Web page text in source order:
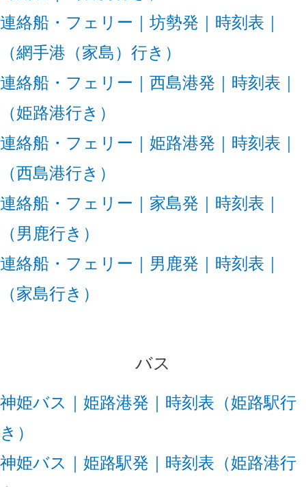
連絡船・フェリー｜坊勢発｜時刻表｜
（網手港（家島）行き）
連絡船・フェリー｜西島港発｜時刻表｜
（姫路港行き）
連絡船・フェリー｜姫路港発｜時刻表｜
（西島港行き）
連絡船・フェリー｜家島発｜時刻表｜
（男鹿行き）
連絡船・フェリー｜男鹿発｜時刻表｜
（家島行き）
バス
神姫バス｜姫路港発｜時刻表（姫路駅行
き）
神姫バス｜姫路駅発｜時刻表（姫路港行